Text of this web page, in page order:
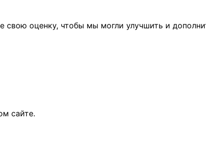
оценку, чтобы мы могли улучшить и
сайте.